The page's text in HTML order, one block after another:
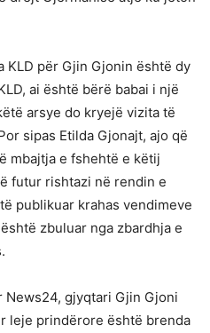
KLD për Gjin Gjonin është dy
ai është bërë babai i një
arsye do kryejë vizita të
sipas Etilda Gjonajt, ajo që
mbajtja e fshehtë e këtij
futur rishtazi në rendin e
publikuar krahas vendimeve
zbuluar nga zbardhja e
gjyqtari Gjin Gjoni
leje prindërore është brenda